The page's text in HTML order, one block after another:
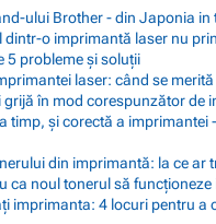
ului Brother - din Japonia in
dintr-o imprimantă laser nu
5 probleme și soluții
laser: când se
grijă în mod corespunzător de
timp, și corectă a imprimantei
din imprimantă: la ce ar
ca noul tonerul să funcționeze
imprimanta: 4 locuri pentru a